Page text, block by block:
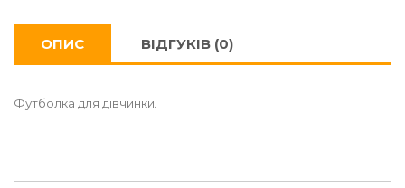
ОПИС ВІДГУКІВ (0)
Футболка для дівчинки.